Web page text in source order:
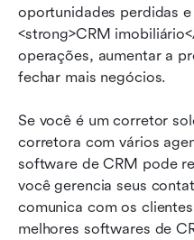
oportunidades perdidas
<strong>CRM
operações, aumentar a
fechar mais negócios.
Se você é um corretor
corretora com vários
software de CRM pode
você gerencia seus
comunica com os
melhores softwares de
Avance com
Perguntas Frequentes
Leitura relacionada